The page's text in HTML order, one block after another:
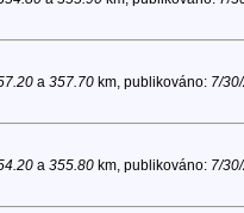
a 357.70km, publikováno: 7/
a 355.80km, publikováno: 7/